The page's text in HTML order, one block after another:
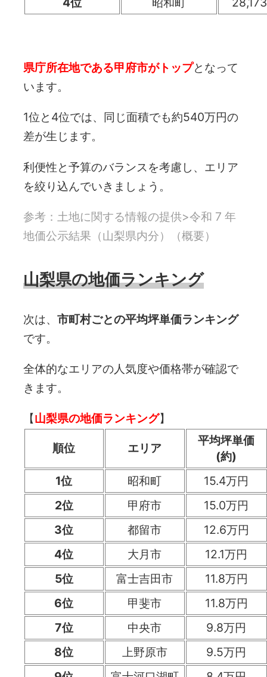
県庁所在地である甲府市がトップとなって
います。
1位と4位では、同じ面積でも約540万円の
差が生じます。
利便性と予算のバランスを考慮し、エリア
を絞り込んでいきましょう。
参考：土地に関する情報の提供>令和 7 年
地価公示結果（山梨県内分）（概要）
山梨県の地価ランキング
次は、 市町村ごとの平均坪単価ランキング
です。
全体的なエリアの人気度や価格帯が確認で
きます。
【山梨県の地価ランキング】
順位 エリア
平均坪単価
(約)
1位
昭和町
15.4万円
2位
甲府市
15.0万円
3位
都留市
12.6万円
4位
大月市
12.1万円
5位
富士吉田市
11.8万円
6位
甲斐市
11.8万円
7位
中央市
9.8万円
8位
上野原市
9.5万円